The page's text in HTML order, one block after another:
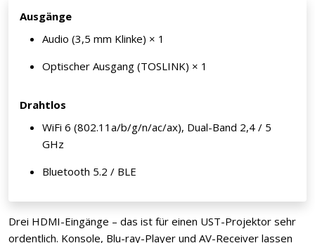
Ausgänge
Audio (3,5 mm Klinke) × 1
Optischer Ausgang (TOSLINK) × 1
Drahtlos
WiFi 6 (802.11a/b/g/n/ac/ax), Dual-Band 2,4 / 5
GHz
Bluetooth 5.2 / BLE
Drei HDMI-Eingänge – das ist für einen UST-Projektor sehr
ordentlich. Konsole, Blu-ray-Player und AV-Receiver lassen